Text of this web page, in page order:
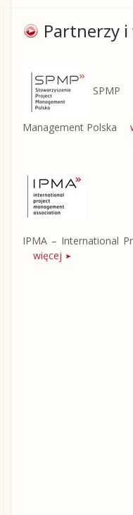
Partnerzy i
Management Polska
IPMA – International
więcej